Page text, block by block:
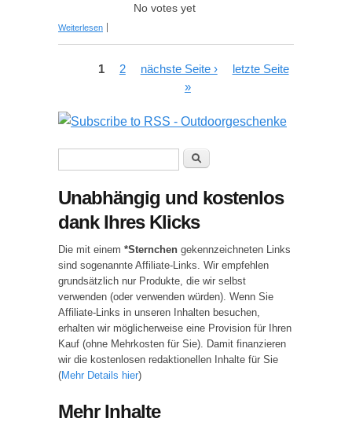
No votes yet
Weiterlesen über Gute Laune Kühlbox mit Sound - Boom Box
Seiten
1 2 nächste Seite ›
letzte Seite
»
Suche
Unabhängig und kostenlos
dank Ihres Klicks
Die mit einem *Sternchen gekennzeichneten Links
sind sogenannte Affiliate-Links. Wir empfehlen
grundsätzlich nur Produkte, die wir selbst
verwenden (oder verwenden würden). Wenn Sie
Affiliate-Links in unseren Inhalten besuchen,
erhalten wir möglicherweise eine Provision für Ihren
Kauf (ohne Mehrkosten für Sie). Damit finanzieren
wir die kostenlosen redaktionellen Inhalte für Sie
(Mehr Details hier)
Mehr Inhalte